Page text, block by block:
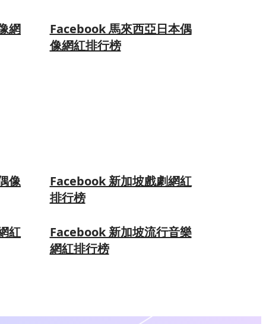
網
Facebook 馬來西亞日本偶
像網紅排行榜
像
Facebook 新加坡戲劇網紅
排行榜
紅
Facebook 新加坡流行音樂
網紅排行榜